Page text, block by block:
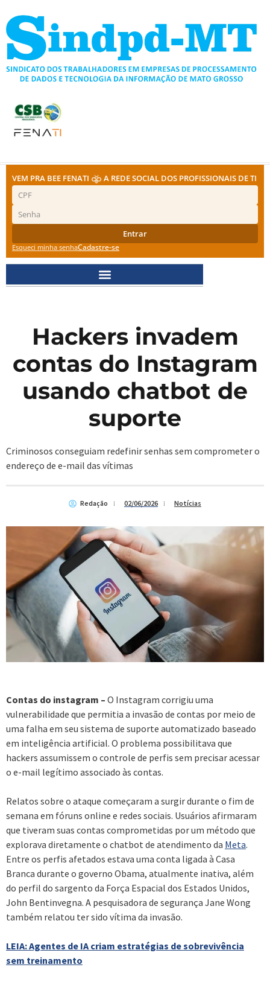
para
conteúdo
VEM PRA BEE FENATI A REDE SOCIAL DOS PROFISSIONAIS DE TI
Entrar
Esqueci minha senhaCadastre-se
Hackers invadem
contas do Instagram
usando chatbot de
suporte
Criminosos conseguiam redefinir senhas sem comprometer o
endereço de e-mail das vítimas
Redação 02/06/2026 Notícias
Contas do instagram – O Instagram corrigiu uma
vulnerabilidade que permitia a invasão de contas por meio de
uma falha em seu sistema de suporte automatizado baseado
em inteligência artificial. O problema possibilitava que
hackers assumissem o controle de perfis sem precisar acessar
o e-mail legítimo associado às contas.
Relatos sobre o ataque começaram a surgir durante o fim de
semana em fóruns online e redes sociais. Usuários afirmaram
que tiveram suas contas comprometidas por um método que
explorava diretamente o chatbot de atendimento da Meta.
Entre os perfis afetados estava uma conta ligada à Casa
Branca durante o governo Obama, atualmente inativa, além
do perfil do sargento da Força Espacial dos Estados Unidos,
John Bentinvegna. A pesquisadora de segurança Jane Wong
também relatou ter sido vítima da invasão.
LEIA: Agentes de IA criam estratégias de sobrevivência
sem treinamento